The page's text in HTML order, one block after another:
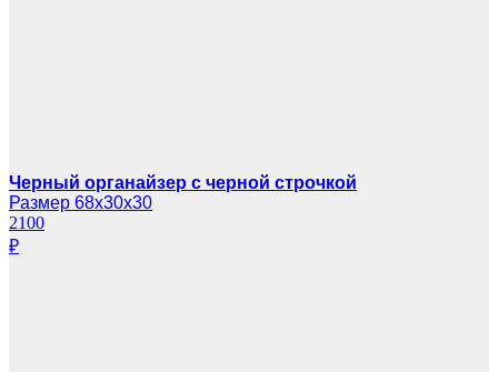
Черный органайзер с черной строчкой
Размер 68х30х30
2100
₽